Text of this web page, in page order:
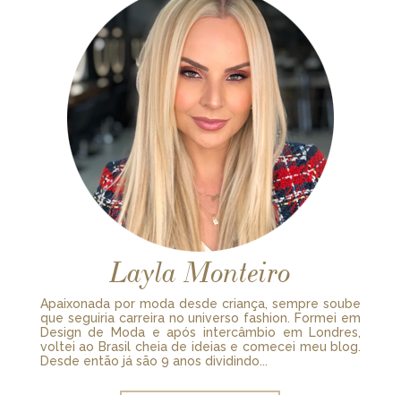
Layla Monteiro
Apaixonada por moda desde criança, sempre soube
que seguiria carreira no universo fashion. Formei em
Design de Moda e após intercâmbio em Londres,
voltei ao Brasil cheia de ideias e comecei meu blog.
Desde então já são 9 anos dividindo...